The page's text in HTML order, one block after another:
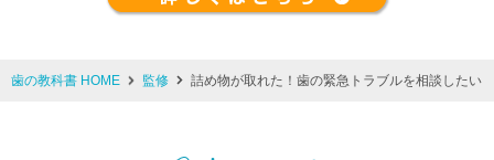
歯の教科書 HOME 監修 詰め物が取れた！歯の緊急トラブルを相談したい！